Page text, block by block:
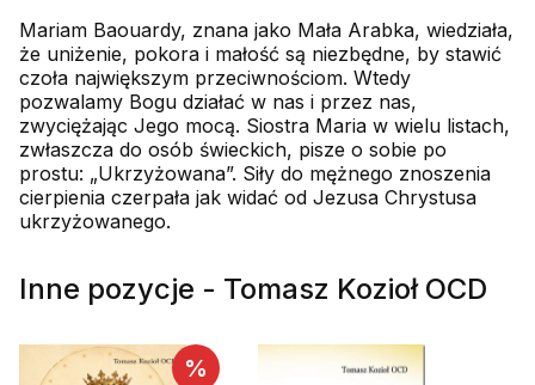
Mariam Baouardy, znana jako Mała Arabka, wiedziała,
że uniżenie, pokora i małość są niezbędne, by stawić
czoła największym przeciwnościom. Wtedy
pozwalamy Bogu działać w nas i przez nas,
zwyciężając Jego mocą. Siostra Maria w wielu listach,
zwłaszcza do osób świeckich, pisze o sobie po
prostu: „Ukrzyżowana”. Siły do mężnego znoszenia
cierpienia czerpała jak widać od Jezusa Chrystusa
ukrzyżowanego.
Inne pozycje - Tomasz Kozioł OCD
%